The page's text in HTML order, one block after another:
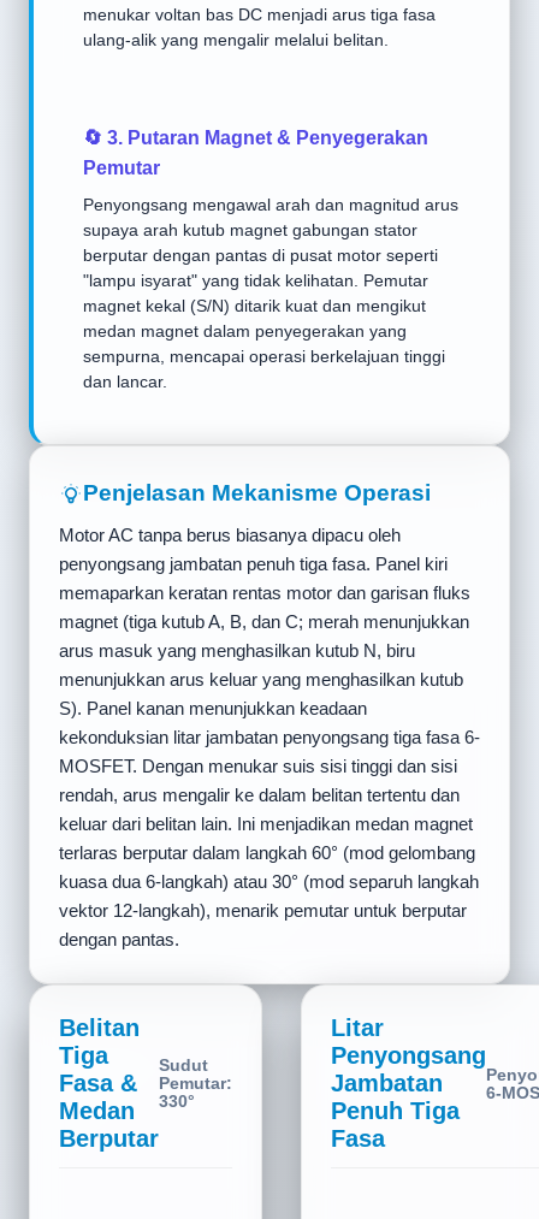
menukar voltan bas DC menjadi arus tiga fasa
ulang-alik yang mengalir melalui belitan.
🔄 3. Putaran Magnet & Penyegerakan
Pemutar
Penyongsang mengawal arah dan magnitud arus
supaya arah kutub magnet gabungan stator
berputar dengan pantas di pusat motor seperti
"lampu isyarat" yang tidak kelihatan. Pemutar
magnet kekal (S/N) ditarik kuat dan mengikut
medan magnet dalam penyegerakan yang
sempurna, mencapai operasi berkelajuan tinggi
dan lancar.
Penjelasan Mekanisme Operasi
Motor AC tanpa berus biasanya dipacu oleh
penyongsang jambatan penuh tiga fasa. Panel kiri
memaparkan keratan rentas motor dan garisan fluks
magnet (tiga kutub A, B, dan C; merah menunjukkan
arus masuk yang menghasilkan kutub N, biru
menunjukkan arus keluar yang menghasilkan kutub
S). Panel kanan menunjukkan keadaan
kekonduksian litar jambatan penyongsang tiga fasa 6-
MOSFET. Dengan menukar suis sisi tinggi dan sisi
rendah, arus mengalir ke dalam belitan tertentu dan
keluar dari belitan lain. Ini menjadikan medan magnet
terlaras berputar dalam langkah 60° (mod gelombang
kuasa dua 6-langkah) atau 30° (mod separuh langkah
vektor 12-langkah), menarik pemutar untuk berputar
dengan pantas.
Belitan
Tiga
Fasa &
Medan
Berputar
Sudut
Pemutar:
30°
Litar
Penyongsang
Jambatan
Penuh Tiga
Fasa
6-